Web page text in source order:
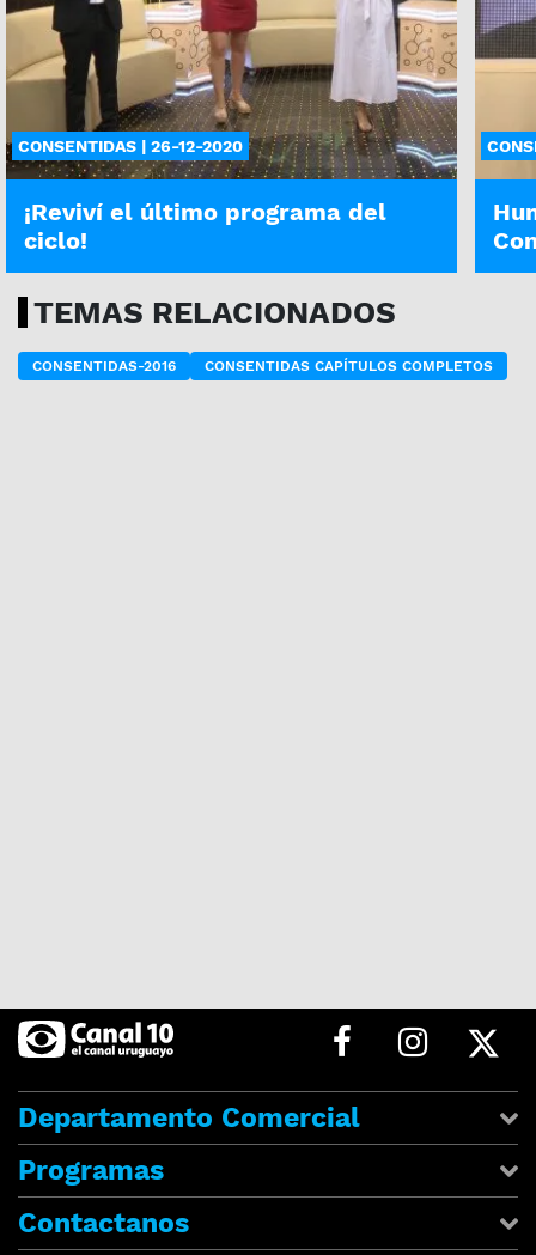
CONSENTIDAS | 26-12-2020
¡Reviví el último programa del
ciclo!
TEMAS RELACIONADOS
CONSENTIDAS-2016 CONSENTIDAS CAPÍTULOS COMPLETOS
Departamento Comercial
Programas
Contactanos